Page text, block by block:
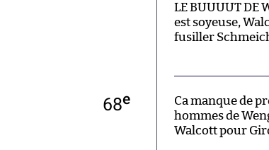
LE BUUUUT DE
est soyeuse,
fusiller
68e
Ca manque de
hommes de
Walcott pour